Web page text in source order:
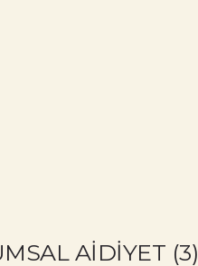
AİDİYET (3)